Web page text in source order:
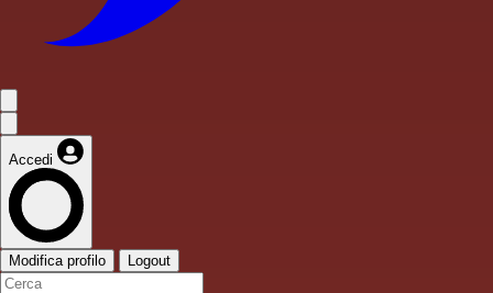
Accedi
Modifica profilo Logout